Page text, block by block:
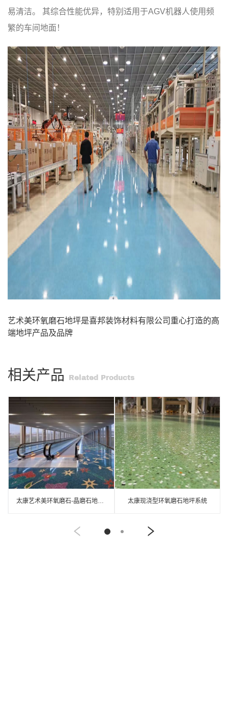
易清洁。 其综合性能优异，特别适用于AGV机器人使用频
繁的车间地面！
艺术美环氧磨石地坪是喜邦装饰材料有限公司重心打造的高
端地坪产品及品牌
相关产品 Related Products
太康艺术美环氧磨石-晶磨石地坪介绍 太康现浇型环氧磨石地坪系统